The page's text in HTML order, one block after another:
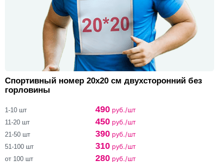
Спортивный номер 20х20 см двухсторонний без
горловины
1-10 шт 490 руб./шт
11-20 шт 450 руб./шт
21-50 шт 390 руб./шт
51-100 шт 310 руб./шт
от 100 шт 280 руб./шт